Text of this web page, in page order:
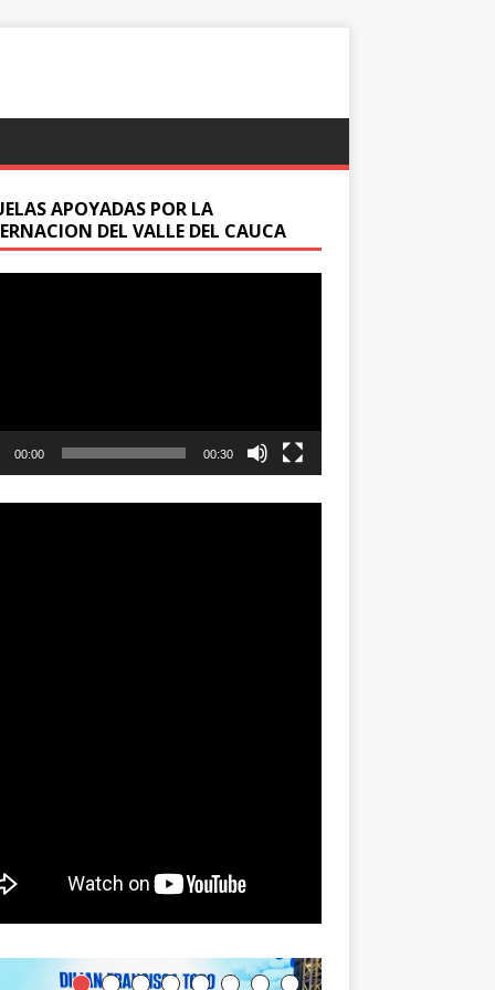
APOYADAS POR LA
DEL VALLE DEL CAUCA
00:00 00:30